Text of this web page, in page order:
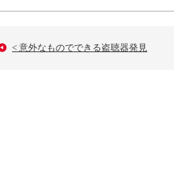
< 意外なものでできる盗聴器発見